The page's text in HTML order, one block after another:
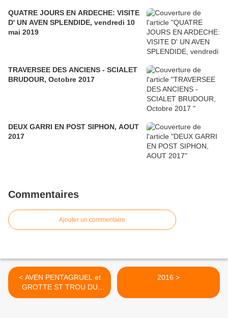
QUATRE JOURS EN ARDECHE: VISITE
D' UN AVEN SPLENDIDE, vendredi 10
mai 2019
TRAVERSEE DES ANCIENS - SCIALET
BRUDOUR, Octobre 2017
DEUX GARRI EN POST SIPHON, AOUT
2017
Commentaires
Ajouter un commentaire
< AVEN PENTAGRUEL et
GROTTE ST TROU DU
BROUSSAN, le 12
2016 >